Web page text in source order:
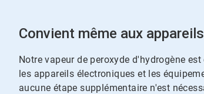
Convient même aux
Notre vapeur de peroxyde d'hydrogène
les appareils électroniques et les
aucune étape supplémentaire n'est